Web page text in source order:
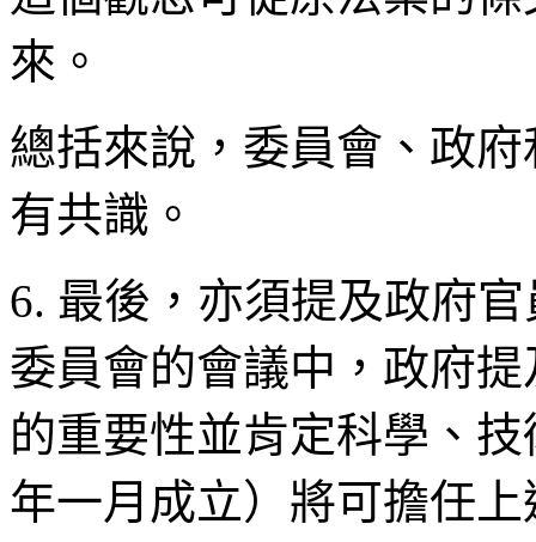
來。
總括來說，委員會、政
有共識。
6. 最後，亦須提及政府
委員會的會議中，政府
的重要性並肯定科學、
年一月成立）將可擔任